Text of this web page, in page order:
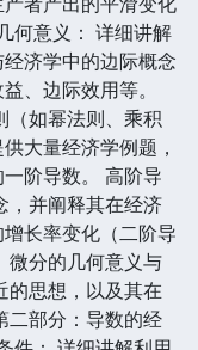
何意义： 详细讲解
济学中的边际概念
、边际效用等。
（如幂法则、乘积
大量经济学例题，
阶导数。 高阶导
，并阐释其在经济
长率变化（二阶导
微分的几何意义与
的思想，以及其在
二部分：导数的经